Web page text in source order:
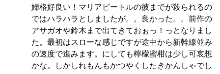
婦格好良い！マリアビートルの彼までが殺られるの
ではハラハラとしましたが。。良かった。。前作の
アサガオや鈴木まで出てきておぉっ！っとなりまし
た。最初はスローな感じですが途中から新幹線並み
の速度で進みます。にしても檸檬蜜柑は少し可哀想
かな。しかしれもんもかつやくしたきかんしゃでし